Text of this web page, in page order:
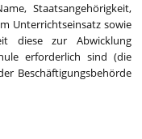
Staatsangehörigkeit,
Unterrichtseinsatz sowie
diese zur Abwicklung
erforderlich sind (die
Beschäftigungsbehörde